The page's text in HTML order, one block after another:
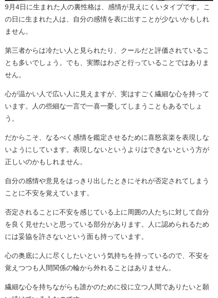
9月4日に生まれた人の裏性格は、感情が見えにくいタイプです。こ
の日に生まれた人は、自分の感情を表に出すことが少ないかもしれ
ません。
第三者からは冷たい人と見られたり、クールだと評価されているこ
とも多いでしょう。でも、実際はわざと行っていることではありま
せん。
心が温かい人で広い人に見えますが、実はすごく繊細な心を持って
います。人の些細な一言で一喜一憂してしまうこともあるでしょ
う。
だからこそ、なるべく感情を鑑定させるために喜怒哀楽を表現しな
いようにしています。表現しないというよりはできないという方が
正しいのかもしれません。
自分の感情や意見をはっきり出したときにそれが否定されてしまう
ことに不安を覚えています。
否定されることに不安を感じている上に周囲の人たちに対して自分
を良く見せたいと思っている部分があります。人に認められるため
には妥協を許さないという面も持っています。
心の奥底に人に尽くしたいという気持ちを持っているので、不安を
覚えつつも人間関係の輪から外れることはありません。
繊細な心を持ちながらも誰かのために役に立つ人間でありたいと願